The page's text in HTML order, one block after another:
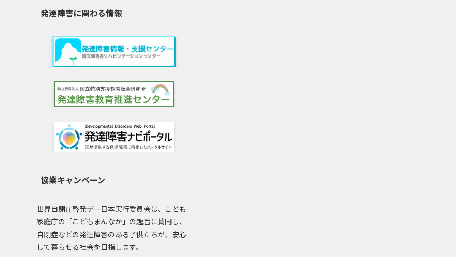
発達障害に関わる情報
協業キャンペーン
世界自閉症啓発デー日本実行委員会は、こども
家庭庁の「こどもまんなか」の趣旨に賛同し、
自閉症などの発達障害のある子供たちが、安心
して暮らせる社会を目指します。